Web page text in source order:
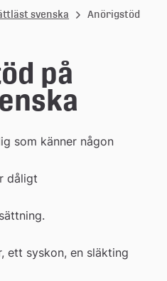
svenska
Anörigstöd
på
som känner någon
dåligt
ett syskon, en släkting